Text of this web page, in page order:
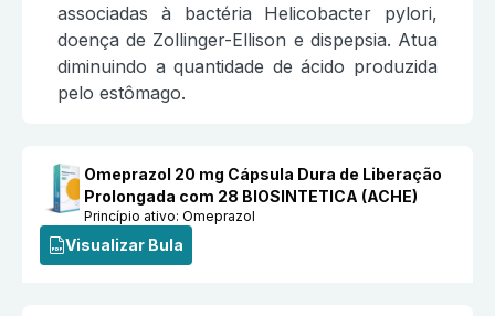
associadas à bactéria Helicobacter pylori,
doença de Zollinger-Ellison e dispepsia. Atua
diminuindo a quantidade de ácido produzida
pelo estômago.
Omeprazol 20 mg Cápsula Dura de Liberação
Prolongada com 28 BIOSINTETICA (ACHE)
Princípio ativo:Omeprazol
Visualizar Bula